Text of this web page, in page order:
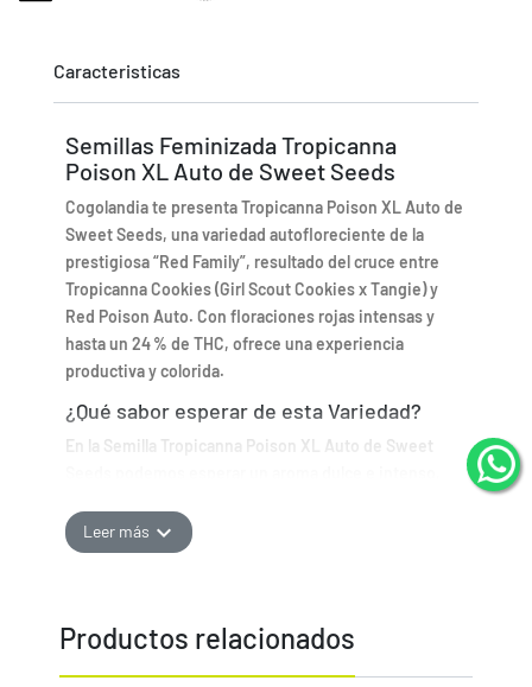
Caracteristicas
Semillas Feminizada Tropicanna
Poison XL Auto de Sweet Seeds
Cogolandia te presenta Tropicanna Poison XL Auto de
Sweet Seeds, una variedad autofloreciente de la
prestigiosa “Red Family”, resultado del cruce entre
Tropicanna Cookies (Girl Scout Cookies x Tangie) y
Red Poison Auto. Con floraciones rojas intensas y
hasta un 24 % de THC, ofrece una experiencia
productiva y colorida.
¿Qué sabor esperar de esta Variedad?
En la Semilla Tropicanna Poison XL Auto de Sweet
y un ligero fondo Skunk, que se refleja también en su
sabor.
Cultivo de Tropicanna Poison XL Auto en
Exterior
Para el cultivo en exterior, Cogolandia te recomienda
Leer más expand_more
Productos relacionados